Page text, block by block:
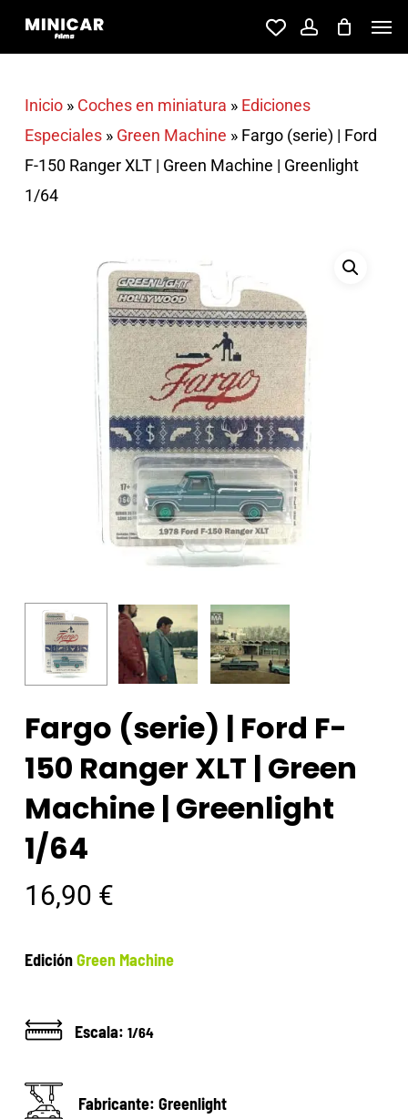
Skip
content
account
Inicio» Coches en miniatura » Ediciones
Especiales» Green Machine » Fargo (serie) | Ford
F-150 Ranger XLT | Green Machine | Greenlight
1/64
Fargo (serie) | Ford F-
150 Ranger XLT | Green
Machine | Greenlight
1/64
16,90 €
EdiciónGreen Machine
Escala: 1/64
Fabricante: Greenlight